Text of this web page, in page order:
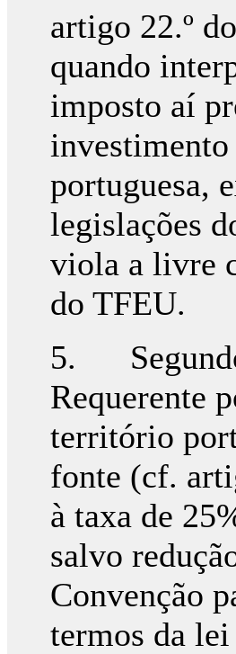
artigo 22.º
quando
imposto aí
portuguesa,
legislações
viola a livre
do TFEU.
5. Segundo
Requerente
território
fonte (cf.
à taxa de
salvo
Convenção
termos da